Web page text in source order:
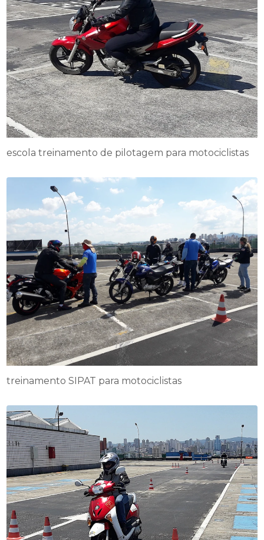
escola treinamento de pilotagem para motociclistas
treinamento SIPAT para motociclistas